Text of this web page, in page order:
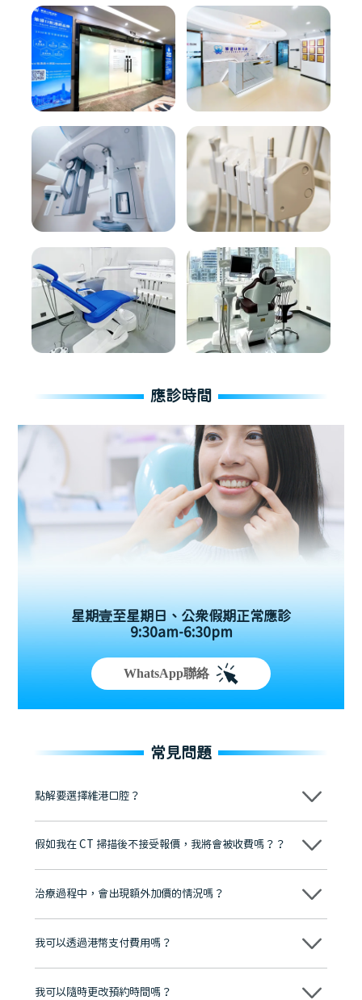
應診時間
星期壹至星期日、公眾假期正常應診
9:30am-6:30pm
WhatsApp聯絡
常見問題
點解要選擇維港口腔？
維港口腔踐行「醫道濟世」的大學校訓，各分院匯聚來自香港、內地的
牌」、「2025香港企業領袖品牌」，是諾貝爾種植系統全球放心植牙中
至今已服務超過三十個國家和地區的顧客，受到粵港澳大灣區及周邊城
市市民極高的口碑評價及信任推薦 珠海、深圳設有八大分院，香港亦設
有咨詢及服務保障中心，有任何問題都可以隨時預約免費咨詢，讓人十
假如我在 CT 掃描後不接受報價，我將會被收費嗎？？
不會！只要未開始實際服務之前，你不會被收取任何費用。
治療過程中，會出現額外加價的情況嗎？
不會，治療前我們會詳細說明治療方案及對應的價錢，顧客同意並簽字
我可以透過港幣支付費用嗎？
可以。維港口腔會按照當日匯率轉算收取費用，而匯率會及時告知客人
我可以隨時更改預約時間嗎？